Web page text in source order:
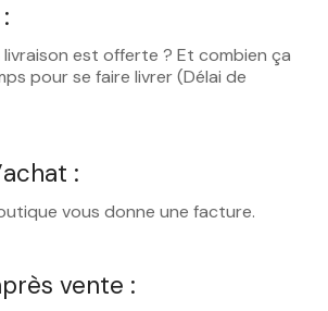
livraison est offerte ? Et combien ça
pour se faire livrer (Délai de
:
vous donne une facture.
vente :